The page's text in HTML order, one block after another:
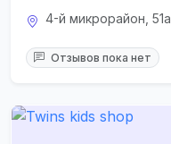
4-й микрорайон, 51а
Отзывов пока нет